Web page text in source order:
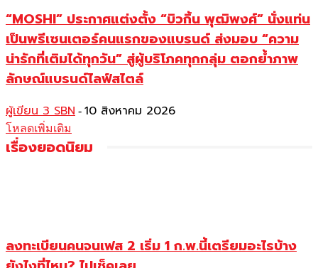
“MOSHI” ประกาศแต่งตั้ง “บิวกิ้น พุฒิพงศ์” นั่งแท่น
เป็นพรีเซนเตอร์คนแรกของแบรนด์ ส่งมอบ “ความ
น่ารักที่เติมได้ทุกวัน” สู่ผู้บริโภคทุกกลุ่ม ตอกย้ำภาพ
ลักษณ์แบรนด์ไลฟ์สไตล์
ผู้เขียน 3 SBN - 10 สิงหาคม 2026
โหลดเพิ่มเติม
เรื่องยอดนิยม
ลงทะเบียนคนจนเฟส 2 เริ่ม 1 ก.พ.นี้เตรียมอะไรบ้าง